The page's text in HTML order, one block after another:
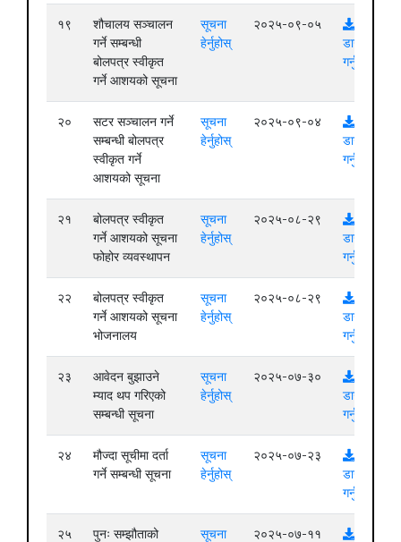
१९
शौचालय सञ्चालन
गर्ने सम्बन्धी
बोलपत्र स्वीकृत
गर्ने आशयको सूचना
सूचना
हेर्नुहोस्
२०२५-०९-०५
डाउनलोड
गर्नुहोस्
२०
सटर सञ्चालन गर्ने
सम्बन्धी बोलपत्र
स्वीकृत गर्ने
आशयको सूचना
सूचना
हेर्नुहोस्
२०२५-०९-०४
डाउनलोड
गर्नुहोस्
२१
बोलपत्र स्वीकृत
गर्ने आशयको सूचना
फोहोर व्यवस्थापन
सूचना
हेर्नुहोस्
२०२५-०८-२९
डाउनलोड
गर्नुहोस्
२२
बोलपत्र स्वीकृत
गर्ने आशयको सूचना
भोजनालय
सूचना
हेर्नुहोस्
२०२५-०८-२९
डाउनलोड
गर्नुहोस्
२३
आवेदन बुझाउने
म्याद थप गरिएको
सम्बन्धी सूचना
सूचना
हेर्नुहोस्
२०२५-०७-३०
डाउनलोड
गर्नुहोस्
२४
मौज्दा सूचीमा दर्ता
गर्ने सम्बन्धी सूचना
सूचना
हेर्नुहोस्
२०२५-०७-२३
डाउनलोड
गर्नुहोस्
२५
पुनः सम्झौताको
सूचना
२०२५-०७-११